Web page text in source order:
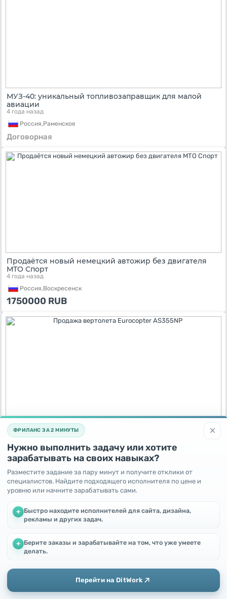
МУЗ-40: уникальный топливозаправщик для малой
авиации
4 года назад
Россия,Раменское
Договорная
Продаётся новый немецкий автожир без двигателя
МТО Спорт
4 года назад
Россия,Воскресенск
1750000 RUB
Продажа вертолета Eurocopter AS355NP
4 года назад
Россия,Москва
280000000RUB
Продажа вертолета AgustaWestland A109E (2000 г.)
4 года назад
×
ФРИЛАНС ЗА 2 МИНУТЫ
Нужно выполнить задачу или хотите
зарабатывать на своих навыках?
Разместите задание за пару минут и получите отклики от
специалистов. Найдите подходящего исполнителя по цене и
уровню или начните зарабатывать сами.
+ Быстро находите исполнителей для сайта, дизайна,
рекламы и других задач.
+ Берите заказы и зарабатывайте на том, что уже умеете
делать.
Перейти на DitWork
Мы используем файлы cookie, чтобы улучшить работу и
Добавить Главная Сообщения Профиль